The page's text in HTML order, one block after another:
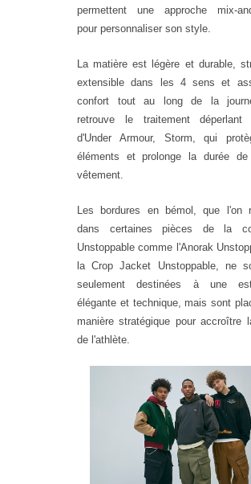
permettent une approche mix-
pour personnaliser son style.
La matière est légère et durable,
extensible dans les 4 sens et
confort tout au long de la
retrouve le traitement déperlant
d'Under Armour, Storm, qui
éléments et prolonge la durée
vêtement.
Les bordures en bémol, que l'on
dans certaines pièces de la
Unstoppable comme l'Anorak
la Crop Jacket Unstoppable, ne
seulement destinées à une
élégante et technique, mais sont
manière stratégique pour accroître
de l'athlète.